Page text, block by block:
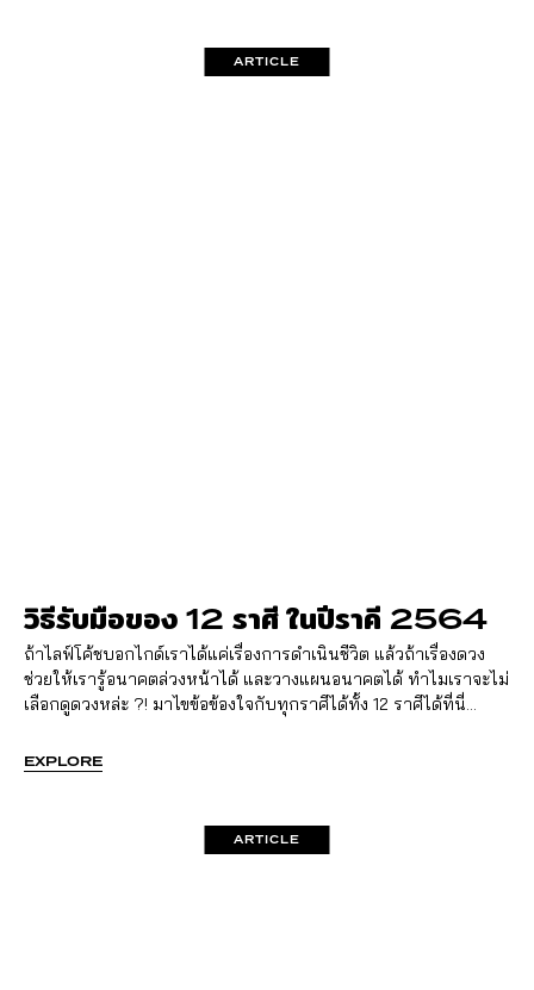
ARTICLE
วิธีรับมือของ 12 ราศี ในปีราคี 2564
ถ้าไลฟ์โค้ชบอกไกด์เราได้แค่เรื่องการดำเนินชีวิต แล้วถ้าเรื่องดวง
ช่วยให้เรารู้อนาคตล่วงหน้าได้ และวางแผนอนาคตได้ ทำไมเราจะไม่
เลือกดูดวงหล่ะ ?! มาไขข้อข้องใจกับทุกราศีได้ทั้ง 12 ราศีได้ที่นี่...
EXPLORE
ARTICLE